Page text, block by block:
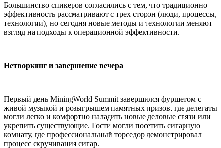
Большинство спикеров согласились с тем, что традиционно
эффективность рассматривают с трех сторон (люди, процессы,
технологии), но сегодня новые методы и технологии меняют
взгляд на подходы к операционной эффективности.
Нетворкинг и завершение вечера
Первый день MiningWorld Summit завершился фуршетом с
живой музыкой и розыгрышем памятных призов, где делегаты
могли легко и комфортно наладить новые деловые связи или
укрепить существующие. Гости могли посетить сигарную
комнату, где профессиональный торседор демонстрировал
процесс скручивания сигар.